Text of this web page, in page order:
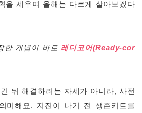
을 세우며 올해는 다르게 살아보겠다
한 개념이 바로 레디코어(Ready-cor
뒤 해결하려는 자세가 아니라, 사전
미해요. 지진이 나기 전 생존키트를